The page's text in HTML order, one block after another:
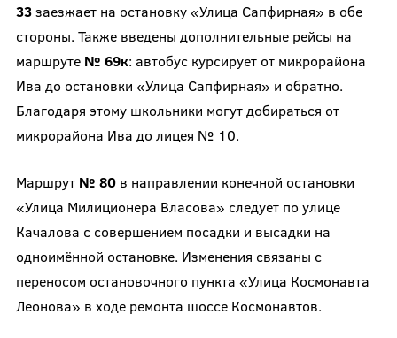
33заезжает на остановку «Улица Сапфирная» в обе
стороны. Также введены дополнительные рейсы на
маршруте № 69к: автобус курсирует от микрорайона
Ива до остановки «Улица Сапфирная» и обратно.
Благодаря этому школьники могут добираться от
микрорайона Ива до лицея № 10.
Маршрут № 80в направлении конечной остановки
«Улица Милиционера Власова» следует по улице
Качалова с совершением посадки и высадки на
одноимённой остановке. Изменения связаны с
переносом остановочного пункта «Улица Космонавта
Леонова» в ходе ремонта шоссе Космонавтов.